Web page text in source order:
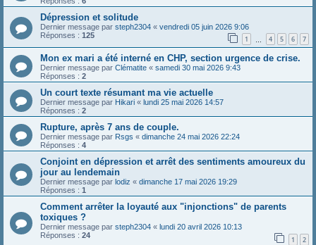
Dépression et solitude
Dernier message par steph2304 « vendredi 05 juin 2026 9:06
Réponses : 125 1 4 5 6 7
Mon ex mari a été interné en CHP, section urgence de crise.
Dernier message par Clématite « samedi 30 mai 2026 9:43
Réponses : 2
Un court texte résumant ma vie actuelle
Dernier message par Hikari « lundi 25 mai 2026 14:57
Réponses : 2
Rupture, après 7 ans de couple.
Dernier message par Rsgs « dimanche 24 mai 2026 22:24
Réponses : 4
Conjoint en dépression et arrêt des sentiments amoureux du
jour au lendemain
Dernier message par lodiz « dimanche 17 mai 2026 19:29
Réponses : 1
Comment arrêter la loyauté aux "injonctions" de parents
toxiques ?
Dernier message par steph2304 « lundi 20 avril 2026 10:13
Réponses : 24 1 2